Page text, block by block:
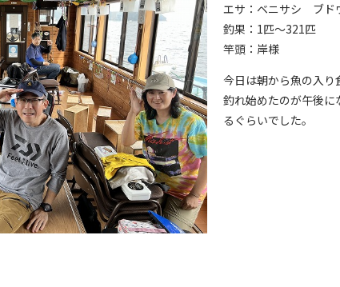
エサ：ベニサシ ブド
釣果：1匹～321匹
竿頭：岸様
今日は朝から魚の入り
釣れ始めたのが午後
るぐらいでした。